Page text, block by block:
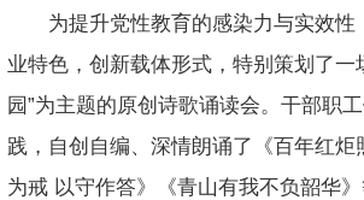
为提升党性教育的感染力与实效性
业特色，创新载体形式，特别策划了一
园”为主题的原创诗歌诵读会。干部职
践，自创自编、深情朗诵了《百年红炬
为戒 以守作答》《青山有我不负韶华》